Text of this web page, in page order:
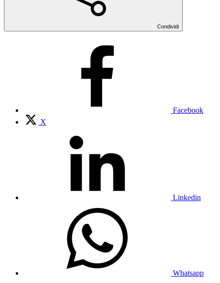
Condividi
Facebook
X
Linkedin
Whatsapp